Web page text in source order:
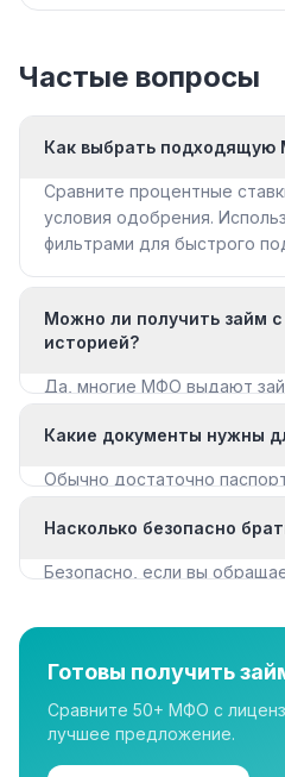
Частые вопросы
Как выбрать
Сравните процентные
условия одобрения.
фильтрами для быстрого
Можно ли получить займ
историей?
Да, многие МФО выдают
с плохой КИ».
Какие документы нужны
Обычно достаточно
документы для крупных
Насколько безопасно
Безопасно, если вы
организации в нашем
Готовы получить
Сравните 50+ МФО с
лучшее предложение.